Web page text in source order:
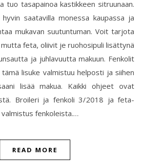
tuo tasapainoa kastikkeen sitruunaan.
saatavilla monessa kaupassa ja
mukavan suutuntuman. Voit tarjota
feta, oliivit je ruohosipuli lisättynä
ja juhlavuutta makuun. Fenkolit
lisuke valmistuu helposti ja siihen
lisää makua. Kaikki ohjeet ovat
Broileri ja fenkoli 3/2018 ja feta-
fenkoleista.…
READ MORE